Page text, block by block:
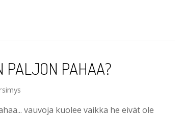
PALJON PAHAA?
vauvoja kuolee vaikka he eivät ole